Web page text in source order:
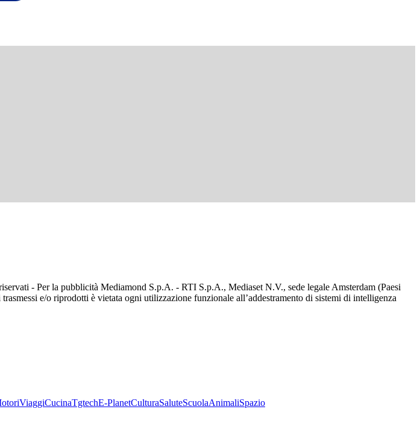
- Per la pubblicità Mediamond S.p.A. - RTI S.p.A., Mediaset N.V., sede legale Amsterdam (Paesi
e/o riprodotti è vietata ogni utilizzazione funzionale all’addestramento di sistemi di intelligenza
ViaggiCucinaTgtechE-PlanetCulturaSaluteScuolaAnimaliSpazio